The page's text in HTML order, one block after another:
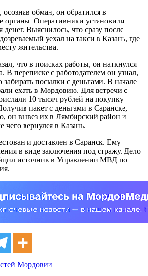
обман, он обратился в
органы. Оперативники установили
денег. Выяснилось, что сразу после
уехал на такси в Казань, где
жительства.
что в поисках работы, он наткнулся
В переписке с работодателем он узнал,
забирать посылки с деньгами. В начале
ехать в Мордовию. Для встречи с
10 тысяч рублей на покупку
пакет с деньгами в Саранске,
он вывез их в Лямбирский район и
чего вернулся в Казань.
и доставлен в Саранск. Ему
в виде заключения под стражу. Дело
источник в Управлении МВД по
Мордовии